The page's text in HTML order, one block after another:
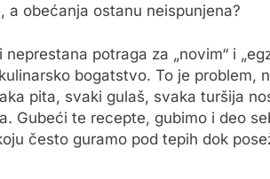
a obećanja ostanu neispunjena?
potraga za „novim“ i
bogatstvo. To je problem,
pita, svaki gulaš, svaka turšija
Gubeći te recepte, gubimo i deo
često guramo pod tepih dok